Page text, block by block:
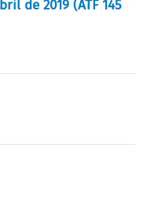
de 2019 (ATF 145